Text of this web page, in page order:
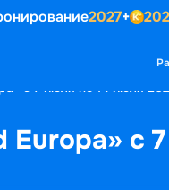
2027+
с 7 июля по 14 июля
с